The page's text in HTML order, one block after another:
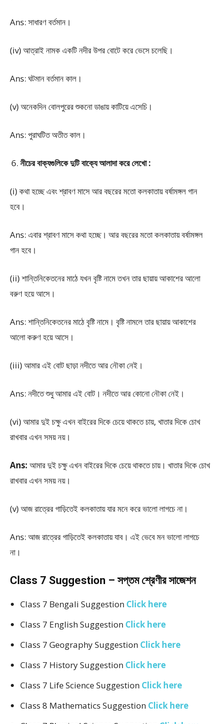
Ans: সাধারণ বর্তমান।
(iv) আত্রাই নামক একটি নদীর উপর বোটে করে ভেসে চলেছি।
Ans: ঘটমান বর্তমান কাল।
(v) অনেকদিন বোলপুরের শুকনো ডাঙায় কাটিয়ে এসেচি।
Ans: পুরাঘটিত অতীত কাল।
নীচের বাক্যগুলিকে দুটি বাক্যে আলাদা করে লেখো :
(i) কথা হচ্ছে এবং শ্রাবণ মাসে আর বছরের মতো কলকাতায় বর্ষামঙ্গল গান
হবে।
Ans: এবার শ্রাবণ মাসে কথা হচ্ছে। আর বছরের মতো কলকাতায় বর্ষামঙ্গল
গান হবে।
(ii) শান্তিনিকেতনের মাঠে যখন বৃষ্টি নামে তখন তার ছায়ায় আকাশের আলো
বরুণ হয়ে আসে।
Ans: শান্তিনিকেতনের মাঠে বৃষ্টি নামে। বৃষ্টি নামলে তার ছায়ায় আকাশের
আলো করুণ হয়ে আসে।
(iii) আমার এই বোট ছাড়া নদীতে আর নৌকা নেই।
Ans: নদীতে শুধু আমার এই বোট। নদীতে আর কোনো নৌকা নেই।
(vi) আমার দুই চক্ষু এখন বাইরের দিকে চেয়ে থাকতে চায়, খাতার দিকে চোখ
রাখবার এখন সময় নয়।
Ans: আমার দুই চক্ষু এখন বাইরের দিকে চেয়ে থাকতে চায়। খাতার দিকে চোখ
রাখবার এখন সময় নয়।
(v) আজ রাত্রের গাড়িতেই কলকাতায় যার মনে করে ভালো লাগচে না।
Ans: আজ রাত্রের গাড়িতেই কলকাতায় যাব। এই ভেবে মন ভালো লাগচে
না।
Class 7 Suggestion – সপ্তম শ্রেণীর সাজেশন
Class 7 Bengali Suggestion Click here
Class 7 English Suggestion Click here
Class 7 Geography Suggestion Click here
Class 7 History Suggestion Click here
Class 7 Life Science Suggestion Click here
Class 8 Mathematics Suggestion Click here